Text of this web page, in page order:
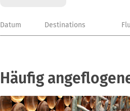
Datum Destinations
Häufig